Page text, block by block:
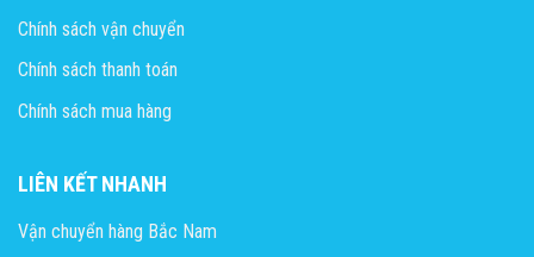
Chính sách vận chuyển
Chính sách thanh toán
Chính sách mua hàng
LIÊN KẾT NHANH
Vận chuyển hàng Bắc Nam